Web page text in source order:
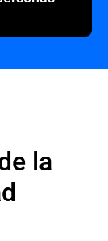
la